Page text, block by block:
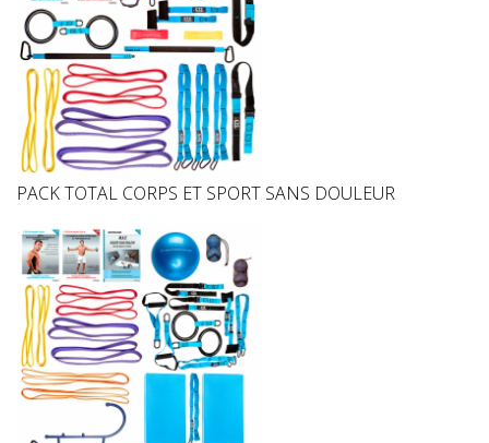
PACK TOTAL CORPS ET SPORT SANS DOULEUR